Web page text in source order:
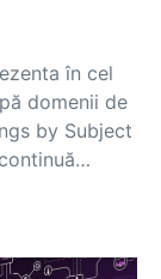
în cel
domenii de
by Subject